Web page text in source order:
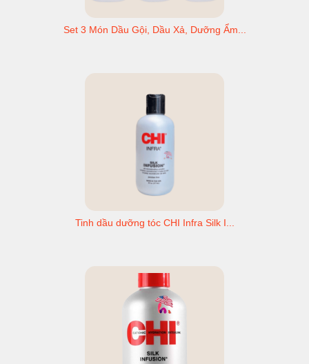
Set 3 Món Dầu Gội, Dầu Xả, Dưỡng Ẩm...
Tinh dầu dưỡng tóc CHI Infra Silk I...